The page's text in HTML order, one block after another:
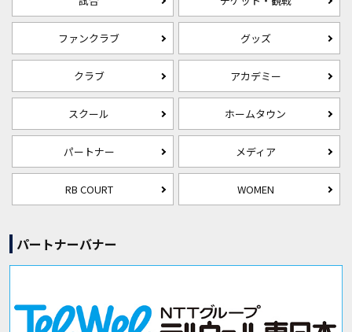
ファンクラブ グッズ
クラブ アカデミー
スクール ホームタウン
パートナー メディア
RB COURT WOMEN
パートナーバナー